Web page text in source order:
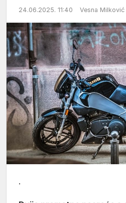
24.06.2025. 11:40 Vesna Milković
.